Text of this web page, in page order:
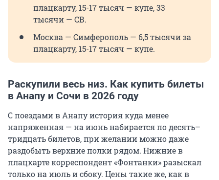
плацкарту, 15-17 тысяч — купе, 33
тысячи — СВ.
Москва — Симферополь — 6,5 тысячи за
плацкарту, 15-17 тысяч — купе.
Раскупили весь низ. Как купить билеты
в Анапу и Сочи в 2026 году
С поездами в Анапу история куда менее
напряженная — на июнь набирается по десять–
тридцать билетов, при желании можно даже
раздобыть верхние полки рядом. Нижние в
плацкарте корреспондент «Фонтанки» разыскал
только на июль и сбоку. Цены такие же, как в